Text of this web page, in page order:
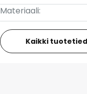
Materiaali:
Kaikki